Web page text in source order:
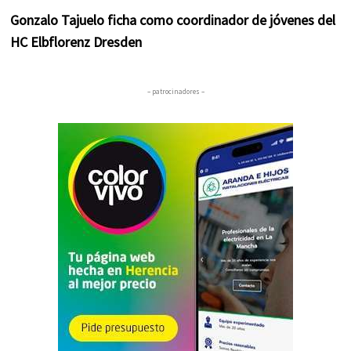
Gonzalo Tajuelo ficha como coordinador de jóvenes del
HC Elbflorenz Dresden
– patrocinadores –